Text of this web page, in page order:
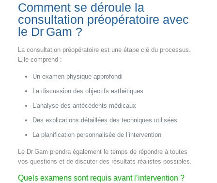
Comment se déroule la
consultation préopératoire avec
le Dr Gam ?
La consultation préopératoire est une étape clé du processus.
Elle comprend :
Un examen physique approfondi
La discussion des objectifs esthétiques
L’analyse des antécédents médicaux
Des explications détaillées des techniques utilisées
La planification personnalisée de l’intervention
Le Dr Gam prendra également le temps de répondre à toutes
vos questions et de discuter des résultats réalistes possibles.
Quels examens sont requis avant l’intervention ?